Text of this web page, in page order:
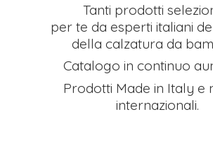
Tanti prodotti
per te da esperti italiani
della calzatura da
Catalogo in continuo
Prodotti Made in Italy e
internazionali.